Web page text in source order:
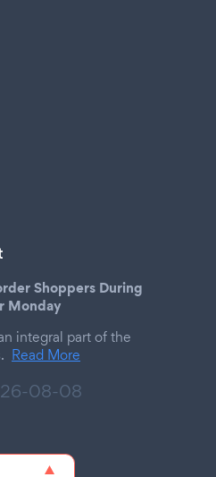
Shoppers During
Monday
integral part of the
Read More
08-08